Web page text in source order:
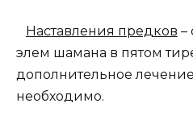
Наставления предков –
элем шамана в пятом
дополнительное
необходимо.